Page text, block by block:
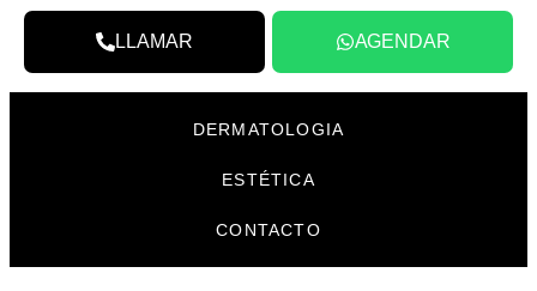
LLAMAR AGENDAR
DERMATOLOGIA
ESTÉTICA
CONTACTO